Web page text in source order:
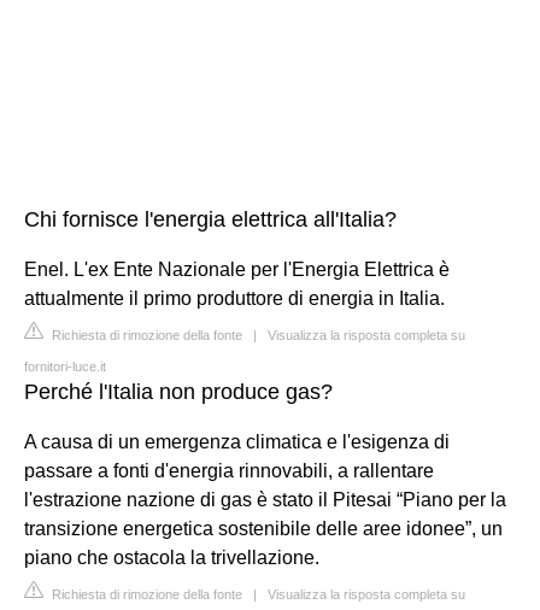
Chi fornisce l'energia elettrica all'Italia?
Enel. L'ex Ente Nazionale per l'Energia Elettrica è
attualmente il primo produttore di energia in Italia.
Richiesta di rimozione della fonte | Visualizza la risposta completa su
fornitori-luce.it
Perché l'Italia non produce gas?
A causa di un emergenza climatica e l'esigenza di
passare a fonti d'energia rinnovabili, a rallentare
l'estrazione nazione di gas è stato il Pitesai “Piano per la
transizione energetica sostenibile delle aree idonee”, un
piano che ostacola la trivellazione.
Richiesta di rimozione della fonte | Visualizza la risposta completa su